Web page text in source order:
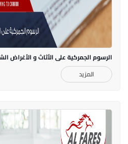
الرسوم الجمركية على الأثاث و الأغراض
المزيد